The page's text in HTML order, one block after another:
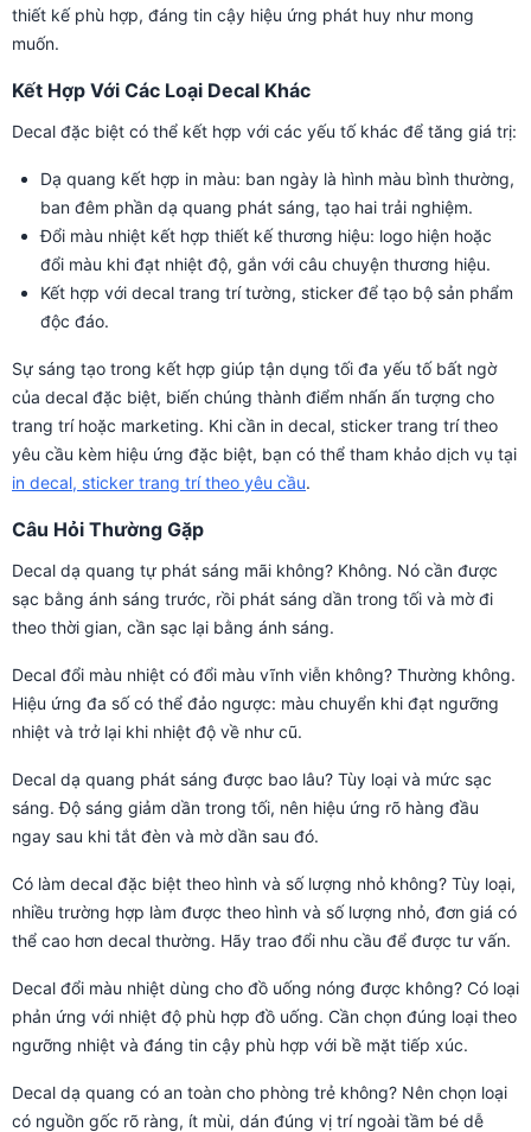
thiết kế phù hợp, đáng tin cậy hiệu ứng phát huy như mong
muốn.
Kết Hợp Với Các Loại Decal Khác
Decal đặc biệt có thể kết hợp với các yếu tố khác để tăng giá trị:
Dạ quang kết hợp in màu: ban ngày là hình màu bình thường,
ban đêm phần dạ quang phát sáng, tạo hai trải nghiệm.
Đổi màu nhiệt kết hợp thiết kế thương hiệu: logo hiện hoặc
đổi màu khi đạt nhiệt độ, gắn với câu chuyện thương hiệu.
Kết hợp với decal trang trí tường, sticker để tạo bộ sản phẩm
độc đáo.
Sự sáng tạo trong kết hợp giúp tận dụng tối đa yếu tố bất ngờ
của decal đặc biệt, biến chúng thành điểm nhấn ấn tượng cho
trang trí hoặc marketing. Khi cần in decal, sticker trang trí theo
yêu cầu kèm hiệu ứng đặc biệt, bạn có thể tham khảo dịch vụ tại
in decal, sticker trang trí theo yêu cầu.
Câu Hỏi Thường Gặp
Decal dạ quang tự phát sáng mãi không? Không. Nó cần được
sạc bằng ánh sáng trước, rồi phát sáng dần trong tối và mờ đi
theo thời gian, cần sạc lại bằng ánh sáng.
Decal đổi màu nhiệt có đổi màu vĩnh viễn không? Thường không.
Hiệu ứng đa số có thể đảo ngược: màu chuyển khi đạt ngưỡng
nhiệt và trở lại khi nhiệt độ về như cũ.
Decal dạ quang phát sáng được bao lâu? Tùy loại và mức sạc
sáng. Độ sáng giảm dần trong tối, nên hiệu ứng rõ hàng đầu
ngay sau khi tắt đèn và mờ dần sau đó.
Có làm decal đặc biệt theo hình và số lượng nhỏ không? Tùy loại,
nhiều trường hợp làm được theo hình và số lượng nhỏ, đơn giá có
thể cao hơn decal thường. Hãy trao đổi nhu cầu để được tư vấn.
Decal đổi màu nhiệt dùng cho đồ uống nóng được không? Có loại
phản ứng với nhiệt độ phù hợp đồ uống. Cần chọn đúng loại theo
ngưỡng nhiệt và đáng tin cậy phù hợp với bề mặt tiếp xúc.
Decal dạ quang có an toàn cho phòng trẻ không? Nên chọn loại
có nguồn gốc rõ ràng, ít mùi, dán đúng vị trí ngoài tầm bé dễ